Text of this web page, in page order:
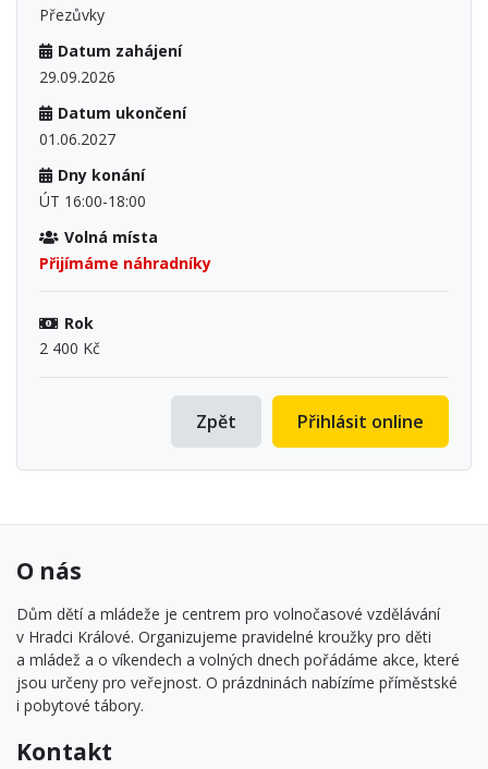
Přezůvky
Datum zahájení
29.09.2026
Datum ukončení
01.06.2027
Dny konání
ÚT 16:00-18:00
Volná místa
Přijímáme náhradníky
Rok
2 400 Kč
Přihlásit online
Zpět
O nás
Dům dětí a mládeže je centrem pro volnočasové vzdělávání
v Hradci Králové. Organizujeme pravidelné kroužky pro děti
a mládež a o víkendech a volných dnech pořádáme akce, které
jsou určeny pro veřejnost. O prázdninách nabízíme příměstské
i pobytové tábory.
Kontakt